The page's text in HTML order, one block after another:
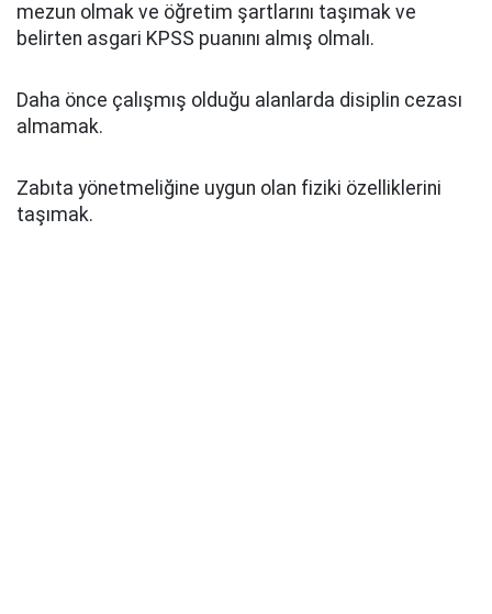
mezun olmak ve öğretim şartlarını taşımak ve
belirten asgari KPSS puanını almış olmalı.
Daha önce çalışmış olduğu alanlarda disiplin cezası
almamak.
Zabıta yönetmeliğine uygun olan fiziki özelliklerini
taşımak.